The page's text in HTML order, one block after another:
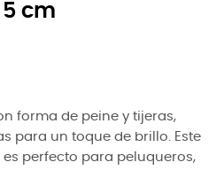
cm
forma de peine y tijeras,
para un toque de brillo. Este
perfecto para peluqueros,